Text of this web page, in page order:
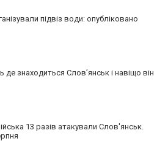
підвіз води: опубліковано
де знаходиться Слов’янськ і навіщо він
13 разів атакували Слов'янськ.